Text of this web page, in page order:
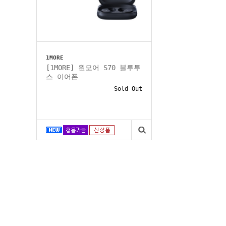
1MORE
[1MORE] 원모어 S70 블루투
스 이어폰
Sold Out